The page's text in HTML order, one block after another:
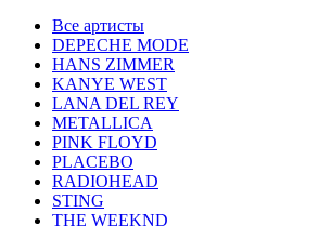
Все артисты
DEPECHE MODE
HANS ZIMMER
KANYE WEST
LANA DEL REY
METALLICA
PINK FLOYD
PLACEBO
RADIOHEAD
STING
THE WEEKND